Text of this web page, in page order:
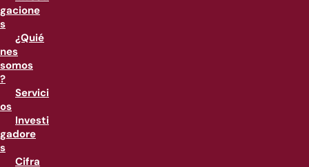
gacione
s
¿Quié
nes
somos
?
Servici
os
Investi
gadore
s
Cifra